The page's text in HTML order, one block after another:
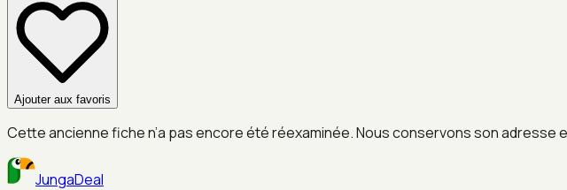
Ajouter aux favoris
Cette ancienne fiche n’a pas encore été réexaminée. Nous conservons son
JungaDeal